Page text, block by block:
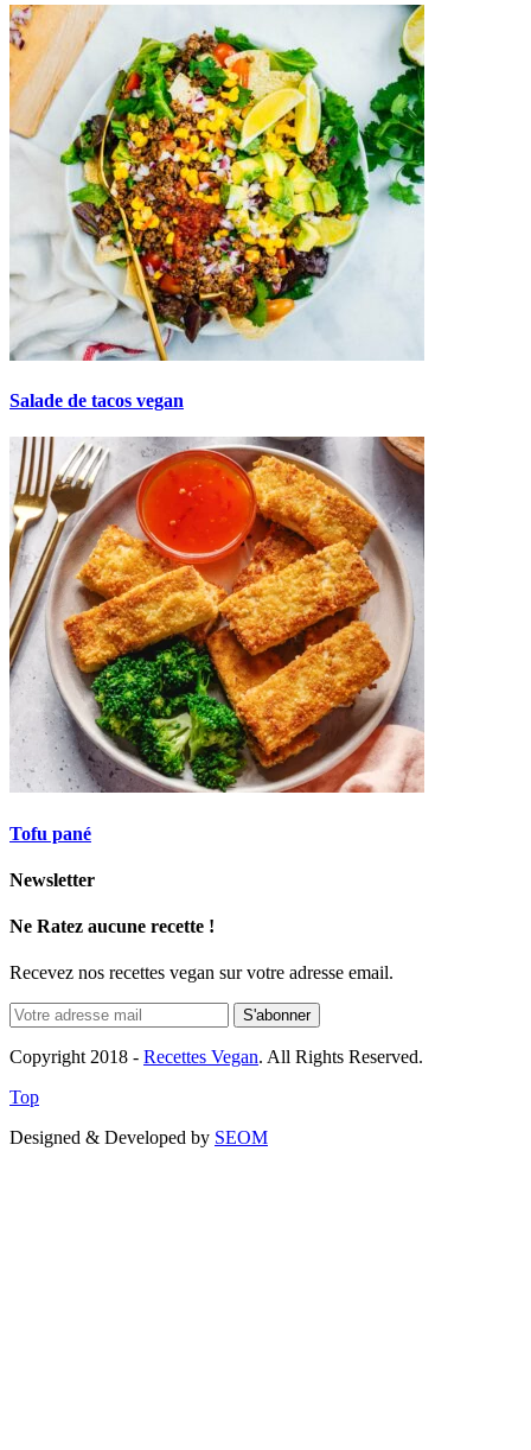
Salade de tacos vegan
Tofu pané
Newsletter
Ne Ratez aucune recette !
Recevez nos recettes vegan sur votre adresse email.
Copyright 2018 - Recettes Vegan. All Rights Reserved.
Top
Designed & Developed by SEOM